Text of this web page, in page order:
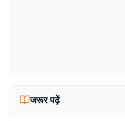
जरूर पढ़ें